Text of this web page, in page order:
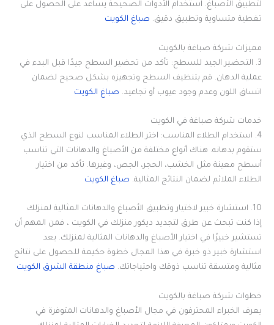
لتطبيق الأصباغ. استخدام الأدوات الصحيحة يساعد على الحصول على
تغطية متساوية وتطبيق دقيق. صباغ الكويت
مميزات شركة صباغة بالكويت
3. التحضير الجيد للسطح: تأكد من تحضير السطح جيدًا قبل البدء في
عملية الدهان. قم بتنظيف السطح وتجهيزه بشكل صحيح لضمان
اتساق اللون وعدم وجود عيوب أو تجاعيد. صباغ الكويت
خدمات شركة صباغة في الكويت
4. استخدام الطلاء المناسب: اختر الطلاء المناسب لنوع السطح الذي
ستقوم بدهانه. هناك أنواع مختلفة من الأصباغ والدهانات التي تناسب
أسطح معينة مثل الخشب، الحجر، الجص، وغيرها. تأكد من اختيار
الطلاء الملائم لضمان النتائج المثالية. صباغ الكويت
10. استشارة خبير لاختيار وتطبيق الأصباغ والدهانات المثالية لمنزلك
إذا كنت تبحث عن طرق لتجديد ديكور منزلك في الكويت ، فمن المهم أن
تستشير خبيرًا في اختيار الأصباغ والدهانات المثالية لمنزلك. يعد
استشارة خبير ذو خبرة في هذا المجال خطوة حكيمة للحصول على نتائج
مثالية ومتسقة تناسب ذوقك واحتياجاتك. صباغ منطقة الشرق الكويت
خطوات شركة صباغة بالكويت
يعرف الخبراء المحترفون في مجال الأصباغ والدهانات المتوفرة في